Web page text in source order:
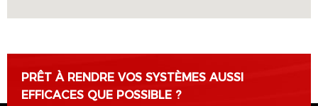
PRÊT À RENDRE VOS SYSTÈMES AUSSI
EFFICACES QUE POSSIBLE ?